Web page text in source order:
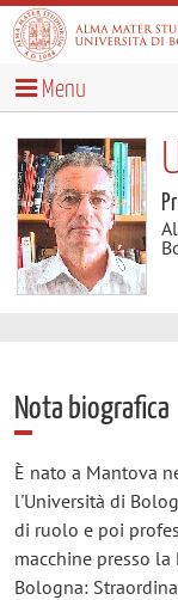
Menu
Nota biografica
È nato a Mantova
l'Università di
di ruolo e poi
macchine presso
Bologna: